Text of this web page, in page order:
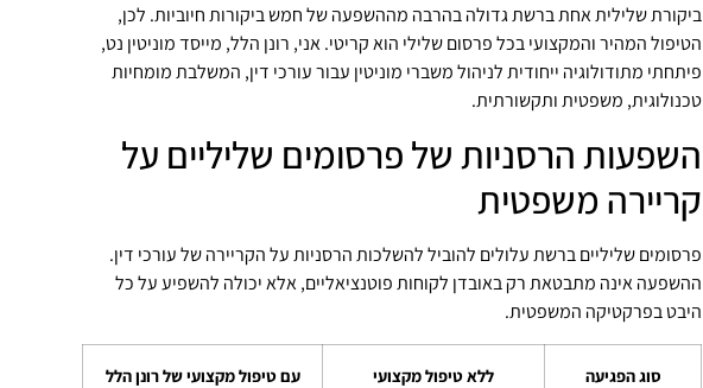
ביקורת שלילית אחת ברשת גדולה בהרבה מההשפעה של חמש ביקורות חיוביות. לכן,
הטיפול המהיר והמקצועי בכל פרסום שלילי הוא קריטי. אני, רונן הלל, מייסד מוניטין נט,
פיתחתי מתודולוגיה ייחודית לניהול משברי מוניטין עבור עורכי דין, המשלבת מומחיות
טכנולוגית, משפטית ותקשורתית.
השפעות הרסניות של פרסומים שליליים על
קריירה משפטית
פרסומים שליליים ברשת עלולים להוביל להשלכות הרסניות על הקריירה של עורכי דין.
ההשפעה אינה מתבטאת רק באובדן לקוחות פוטנציאליים, אלא יכולה להשפיע על כל
היבט בפרקטיקה המשפטית.
סוג הפגיעה ללא טיפול מקצועי עם טיפול מקצועי של רונן הלל